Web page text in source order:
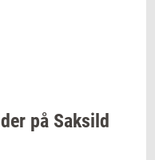
på Sak­sild